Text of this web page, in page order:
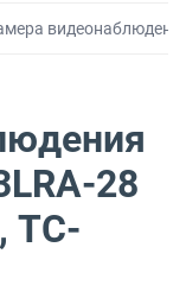
охраны и
28
TC-